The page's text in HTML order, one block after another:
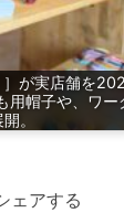
が実店舗を
用帽子や、ワー
。
ェアする